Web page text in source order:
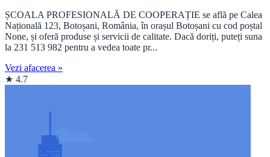
ȘCOALA PROFESIONALĂ DE COOPERAȚIE se află pe Calea
Națională 123, Botoșani, România, în orașul Botoșani cu cod poștal
None, și oferă produse și servicii de calitate. Dacă doriți, puteți suna
la 231 513 982 pentru a vedea toate pr...
Vezi afacerea »
★ 4.7